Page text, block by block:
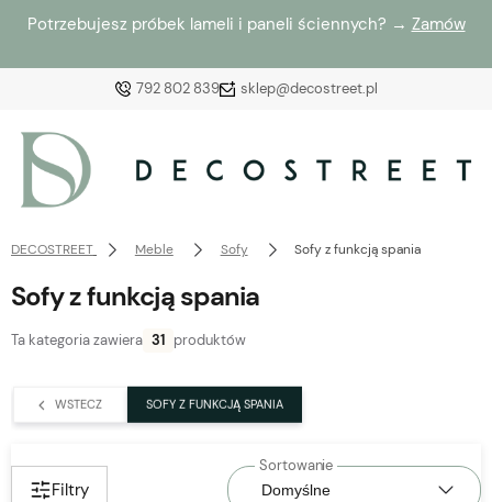
Potrzebujesz próbek lameli i paneli ściennych? → Zamów
792 802 839 sklep@decostreet.pl
Załóż konto
zaloguj się, aby przywrócić dodane produkty do listy
z poprzedniej sesji.
DECOSTREET Meble Sofy Sofy z funkcją spania
Sofy z funkcją spania
Ta kategoria zawiera 31 produktów
WSTECZ SOFY Z FUNKCJĄ SPANIA
Filtry